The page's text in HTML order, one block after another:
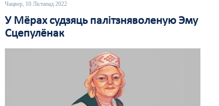
Чацвер, 10 Лістапад 2022
У Мёрах судзяць палітзняволеную Эму
Сцепулёнак